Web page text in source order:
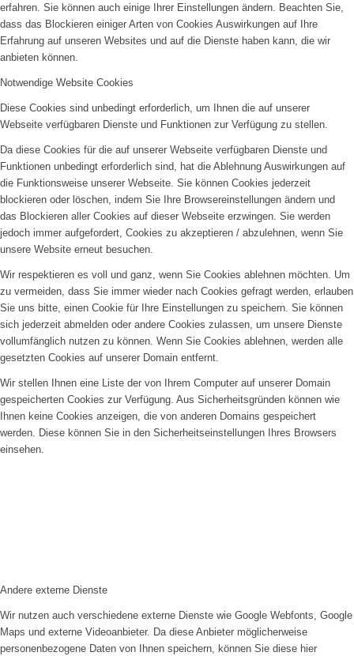
erfahren. Sie können auch einige Ihrer Einstellungen ändern. Beachten Sie,
dass das Blockieren einiger Arten von Cookies Auswirkungen auf Ihre
Erfahrung auf unseren Websites und auf die Dienste haben kann, die wir
anbieten können.
Notwendige Website Cookies
Diese Cookies sind unbedingt erforderlich, um Ihnen die auf unserer
Webseite verfügbaren Dienste und Funktionen zur Verfügung zu stellen.
Da diese Cookies für die auf unserer Webseite verfügbaren Dienste und
Funktionen unbedingt erforderlich sind, hat die Ablehnung Auswirkungen auf
die Funktionsweise unserer Webseite. Sie können Cookies jederzeit
blockieren oder löschen, indem Sie Ihre Browsereinstellungen ändern und
das Blockieren aller Cookies auf dieser Webseite erzwingen. Sie werden
jedoch immer aufgefordert, Cookies zu akzeptieren / abzulehnen, wenn Sie
unsere Website erneut besuchen.
Wir respektieren es voll und ganz, wenn Sie Cookies ablehnen möchten. Um
zu vermeiden, dass Sie immer wieder nach Cookies gefragt werden, erlauben
Sie uns bitte, einen Cookie für Ihre Einstellungen zu speichern. Sie können
sich jederzeit abmelden oder andere Cookies zulassen, um unsere Dienste
vollumfänglich nutzen zu können. Wenn Sie Cookies ablehnen, werden alle
gesetzten Cookies auf unserer Domain entfernt.
Wir stellen Ihnen eine Liste der von Ihrem Computer auf unserer Domain
gespeicherten Cookies zur Verfügung. Aus Sicherheitsgründen können wie
Ihnen keine Cookies anzeigen, die von anderen Domains gespeichert
werden. Diese können Sie in den Sicherheitseinstellungen Ihres Browsers
einsehen.
Andere externe Dienste
Wir nutzen auch verschiedene externe Dienste wie Google Webfonts, Google
Maps und externe Videoanbieter. Da diese Anbieter möglicherweise
personenbezogene Daten von Ihnen speichern, können Sie diese hier